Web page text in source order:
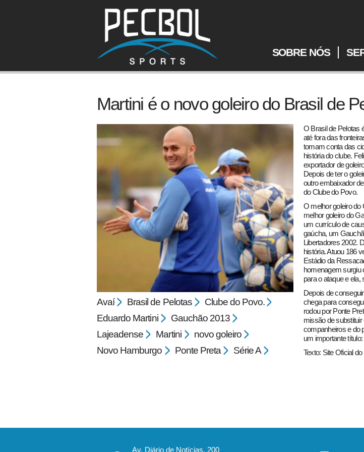
pecbol.com
SOBRE NÓS
Martini é o novo goleiro do Brasil de
Avaí Brasil de Pelotas
Clube do Povo.
Eduardo Martini
Gauchão 2013
Lajeadense
Martini
novo goleiro
Novo Hamburgo
Ponte Preta Série A
O Brasil de Pelotas
até fora das
tomam conta das
história do clube.
exportador de
Depois de ter o
outro embaixador
do Clube do Povo.
O melhor goleiro do
melhor goleiro do
um currículo de
gaúcha, um
Libertadores 2002.
história. Atuou 186
Estádio da
homenagem surgiu
para o ataque e
Depois de
chega para
rodou por Ponte
missão de
companheiros e do
um importante
Texto: Site Oficial
Av. Diário de Notícias, 200